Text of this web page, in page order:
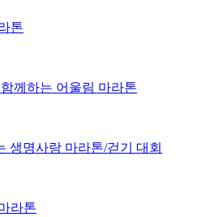
톤
께하는 어울림 마라톤
생명사랑 마라톤/걷기 대회
라톤